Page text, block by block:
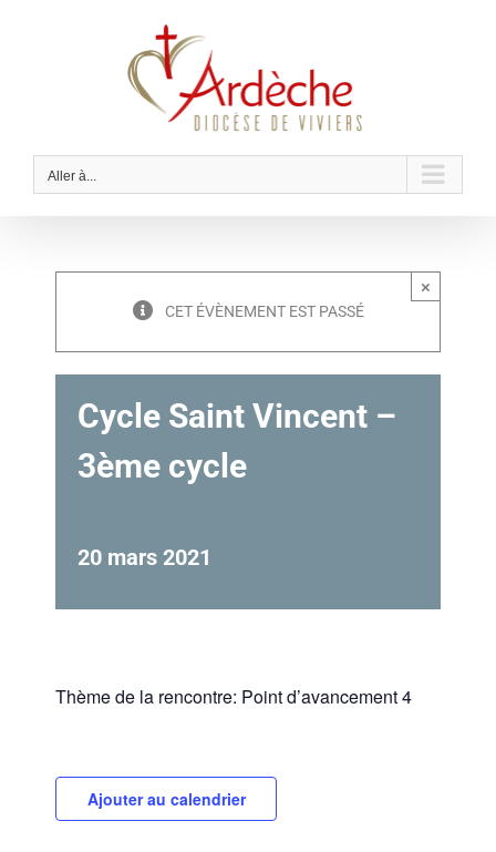
Aller à...
×
CET ÉVÈNEMENT EST PASSÉ
Cycle Saint Vincent –
3ème cycle
20 mars 2021
Thème de la rencontre: Point d’avancement 4
Ajouter au calendrier